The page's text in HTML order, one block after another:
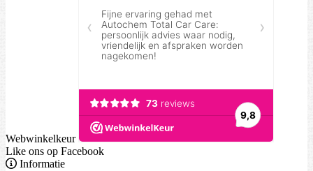
Webwinkelkeur
Like ons op Facebook
Informatie